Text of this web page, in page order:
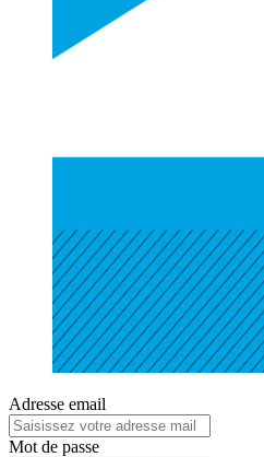
Adresse email
Mot de passe